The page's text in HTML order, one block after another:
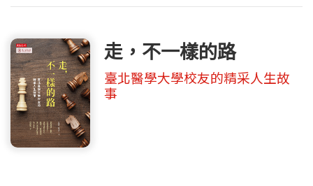
走，不一樣的路
臺北醫學大學校友的精采人生故
事